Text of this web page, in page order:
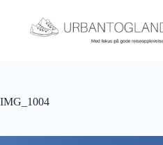
innholdet
IMG_1004